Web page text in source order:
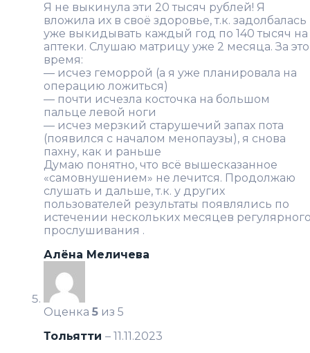
Я не выкинула эти 20 тысяч рублей! Я
вложила их в своё здоровье, т.к. задолбалась
уже выкидывать каждый год по 140 тысяч на
аптеки. Слушаю матрицу уже 2 месяца. За это
время:
— исчез геморрой (а я уже планировала на
операцию ложиться)
— почти исчезла косточка на большом
пальце левой ноги
— исчез мерзкий старушечий запах пота
(появился с началом менопаузы), я снова
пахну, как и раньше
Думаю понятно, что всё вышесказанное
«самовнушением» не лечится. Продолжаю
слушать и дальше, т.к. у других
пользователей результаты появлялись по
истечении нескольких месяцев
прослушивания .
Алёна Меличева
Оценка 5 из 5
Тольятти – 11.11.2023